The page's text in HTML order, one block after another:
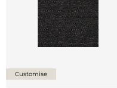
Customise